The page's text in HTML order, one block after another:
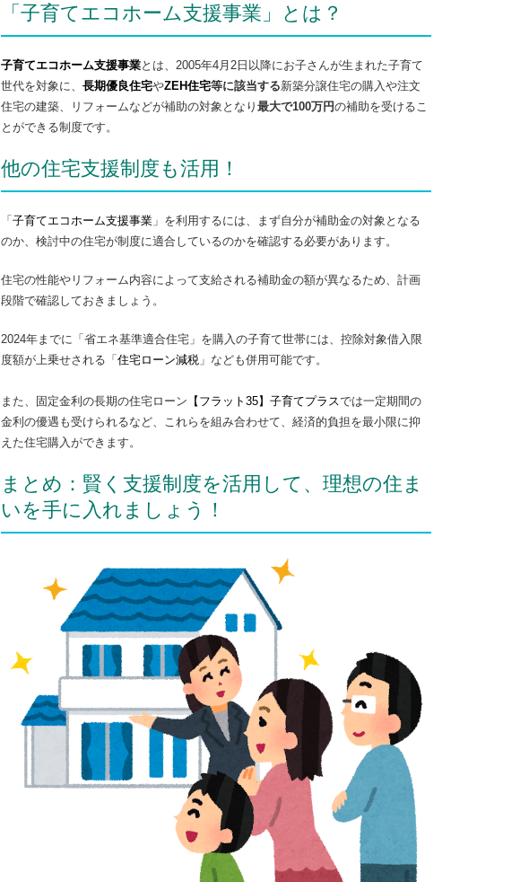
「子育てエコホーム支援事業」とは？
子育てエコホーム支援事業とは、2005年4月2日以降にお子さんが生まれた子育て
世代を対象に、 長期優良住宅やZEH住宅等に該当する新築分譲住宅の購入や注文
住宅の建築、リフォームなどが補助の対象となり 最大で100万円の補助を受けるこ
とができる制度です。
他の住宅支援制度も活用！
「 子育てエコホーム支援事業」を利用するには、まず自分が補助金の対象となる
のか、検討中の住宅が制度に適合しているのかを確認する必要があります。
住宅の性能やリフォーム内容によって支給される補助金の額が異なるため、計画
段階で確認しておきましょう。
2024年までに「省エネ基準適合住宅」を購入の子育て世帯には、控除対象借入限
度額が上乗せされる「 住宅ローン減税」なども併用可能です。
また、固定金利の長期の住宅ローン 【フラット35】子育てプラスでは一定期間の
金利の優遇も受けられるなど、これらを組み合わせて、経済的負担を最小限に抑
えた住宅購入ができます。
まとめ：賢く支援制度を活用して、理想の住ま
いを手に入れましょう！